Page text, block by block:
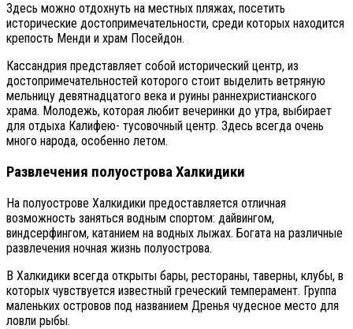
Здесь можно отдохнуть на местных пляжах, посетить
исторические достопримечательности, среди которых находится
крепость Менди и храм Посейдон.
Кассандрия представляет собой исторический центр, из
достопримечательностей которого стоит выделить ветряную
мельницу девятнадцатого века и руины раннехристианского
храма. Молодежь, которая любит вечеринки до утра, выбирает
для отдыха Калифею- тусовочный центр. Здесь всегда очень
много народа, особенно летом.
Развлечения полуострова Халкидики
На полуострове Халкидики предоставляется отличная
возможность заняться водным спортом: дайвингом,
виндсерфингом, катанием на водных лыжах. Богата на различные
развлечения ночная жизнь полуострова.
В Халкидики всегда открыты бары, рестораны, таверны, клубы, в
которых чувствуется известный греческий темперамент. Группа
маленьких островов под названием Дренья чудесное место для
ловли рыбы.